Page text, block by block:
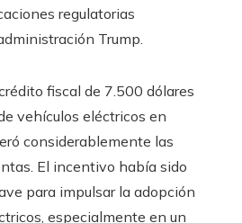
regulatorias
Trump.
fiscal de 7.500 dólares
vehículos eléctricos en
considerablemente las
El incentivo había sido
para impulsar la adopción
especialmente en un